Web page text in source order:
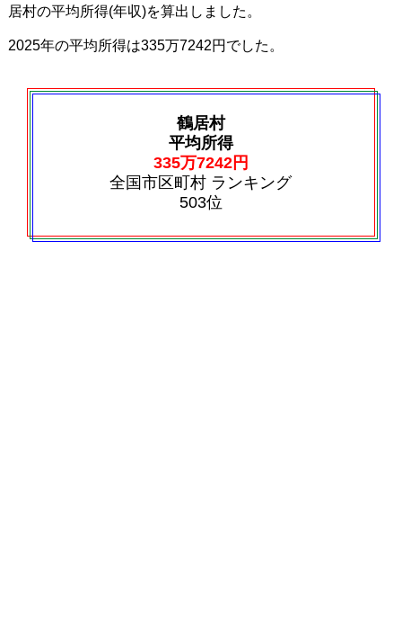
居村の平均所得(年収)を算出しました。
2025年の平均所得は335万7242円でした。
鶴居村
平均所得
335万7242円
全国市区町村 ランキング
503位